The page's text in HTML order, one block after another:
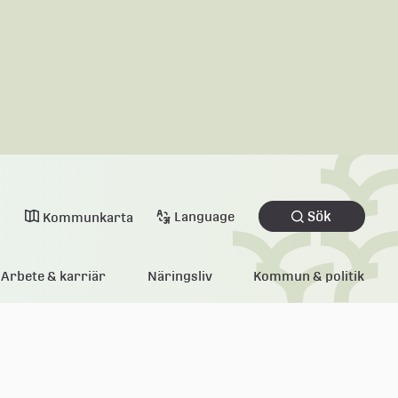
Kommunkarta Language Sök
Arbete & karriär Näringsliv Kommun & politik